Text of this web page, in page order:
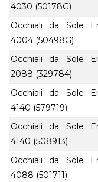
4030 (50178G)
Occhiali da Sole
4004 (50498G)
Occhiali da Sole
2088 (329784)
Occhiali da Sole
4140 (579719)
Occhiali da Sole
4140 (508913)
Occhiali da Sole
4088 (501711)